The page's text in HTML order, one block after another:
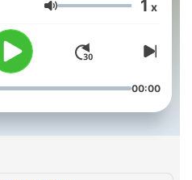
音量 1 x
00:00